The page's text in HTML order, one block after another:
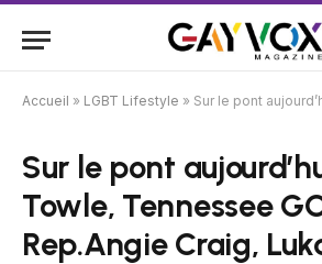
Accueil » LGBT Lifestyle » Sur le pont aujourd’hui: Andy Towle,
Sur le pont
Towle, Tennessee
Rep.Angie Craig,